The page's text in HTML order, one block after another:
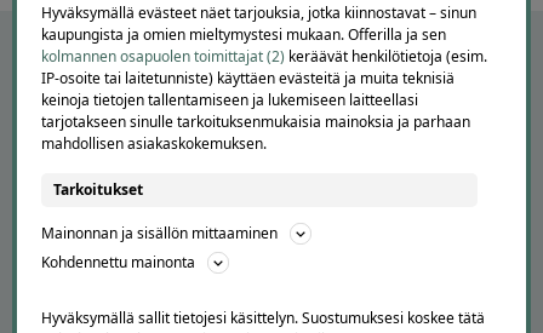
APUA JA NEUVOJA
Peruuta tilaus
Hyväksymällä evästeet näet tarjouksia, jotka kiinnostavat – sinun
kaupungista ja omien mieltymystesi mukaan. Offerilla ja sen
kolmannen osapuolen toimittajat (2) keräävät henkilötietoja (esim.
IP-osoite tai laitetunniste) käyttäen evästeitä ja muita teknisiä
keinoja tietojen tallentamiseen ja lukemiseen laitteellasi
tarjotakseen sinulle tarkoituksenmukaisia mainoksia ja parhaan
mahdollisen asiakaskokemuksen.
Tarkoitukset
Mainonnan ja sisällön mittaaminen
Kohdennettu mainonta
Hyväksymällä sallit tietojesi käsittelyn. Suostumuksesi koskee tätä